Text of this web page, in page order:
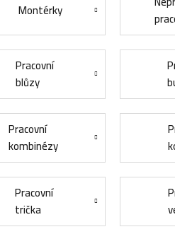
Montérky
Pracovní
blůzy
Pracovní
kombinézy
Pracovní
trička